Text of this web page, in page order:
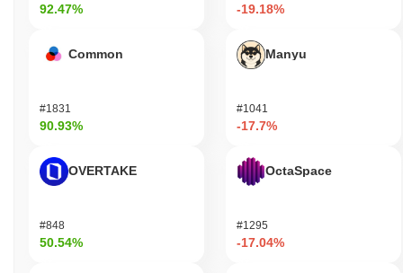
92.47%
Common
#1831
90.93%
OVERTAKE
#848
50.54%
-19.18%
Manyu
#1041
-17.7%
OctaSpace
#1295
-17.04%